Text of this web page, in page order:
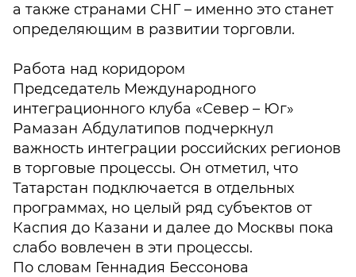
а также странами СНГ – именно это станет
определяющим в развитии торговли.
Работа над коридором
Председатель Международного
интеграционного клуба «Север – Юг»
Рамазан Абдулатипов подчеркнул
важность интеграции российских регионов
в торговые процессы. Он отметил, что
Татарстан подключается в отдельных
программах, но целый ряд субъектов от
Каспия до Казани и далее до Москвы пока
слабо вовлечен в эти процессы.
По словам Геннадия Бессонова